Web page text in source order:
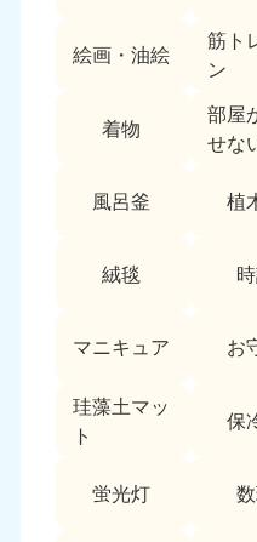
絵画・油絵
筋ト
ン
着物
部屋
せな
風呂釜 植
絨毯
マニキュア お
珪藻土マッ
ト
保
蛍光灯
島根県
050-1881-5145
香川県
050-1880-9899
9:00〜19:00 年中無休
9:00〜19:00 年中無休